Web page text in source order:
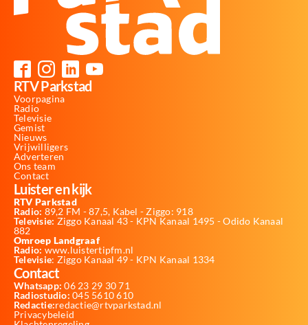
RTV Parkstad
Voorpagina
Radio
Televisie
Gemist
Nieuws
Vrijwilligers
Adverteren
Ons team
Contact
Luister en kijk
RTV Parkstad
Radio: 89,2 FM - 87,5, Kabel - Ziggo: 918
Televisie: Ziggo Kanaal 43 - KPN Kanaal 1495 - Odido Kanaal
882
Omroep Landgraaf
Radio: www.luistertipfm.nl
Televisie: Ziggo Kanaal 49 - KPN Kanaal 1334
Contact
Whatsapp: 06 23 29 30 71
Radiostudio: 045 5610 610
Redactie:redactie@rtvparkstad.nl
Privacybeleid